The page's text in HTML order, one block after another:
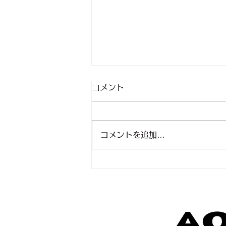
わかっているな～
コメント
コメントを追加…